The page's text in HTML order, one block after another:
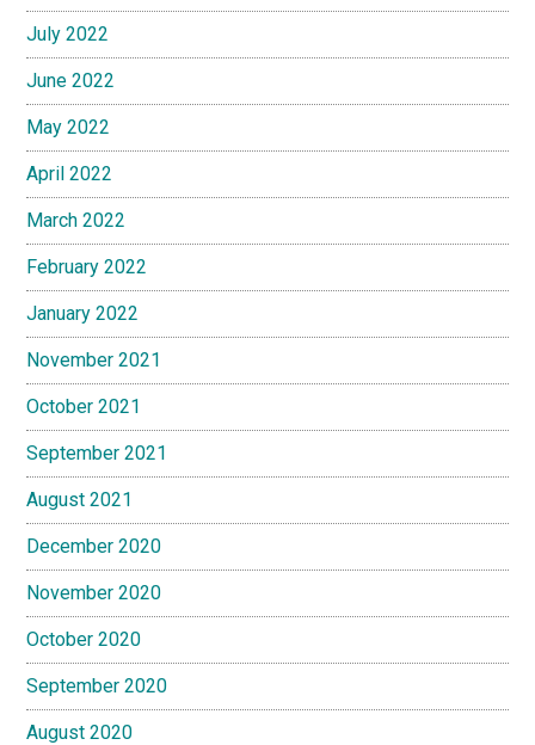
July 2022
June 2022
May 2022
April 2022
March 2022
February 2022
January 2022
November 2021
October 2021
September 2021
August 2021
December 2020
November 2020
October 2020
September 2020
August 2020